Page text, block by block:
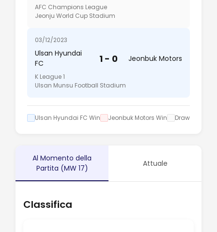
AFC Champions League
Jeonju World Cup Stadium
03/12/2023
Ulsan Hyundai
FC
1 - 0 Jeonbuk Motors
K League 1
Ulsan Munsu Football Stadium
Ulsan Hyundai FC Win Jeonbuk Motors Win Draw
Al Momento della
Partita (MW 17)
Attuale
Classifica